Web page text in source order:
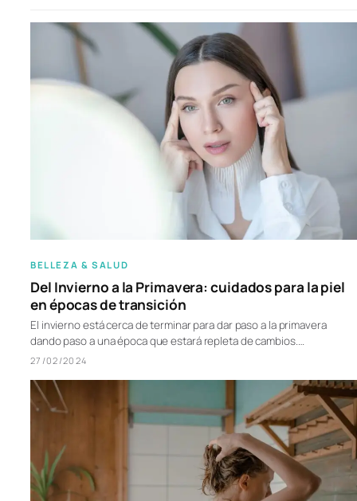
BELLEZA & SALUD
Del Invierno a la Primavera: cuidados para la piel
en épocas de transición
El invierno está cerca de terminar para dar paso a la primavera
dando paso a una época que estará repleta de cambios.…
27/02/2024